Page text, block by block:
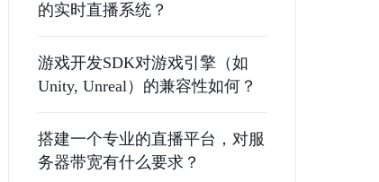
的实时直播系统？
游戏开发SDK对游戏引擎（如
Unity, Unreal）的兼容性如何？
搭建一个专业的直播平台，对服
务器带宽有什么要求？